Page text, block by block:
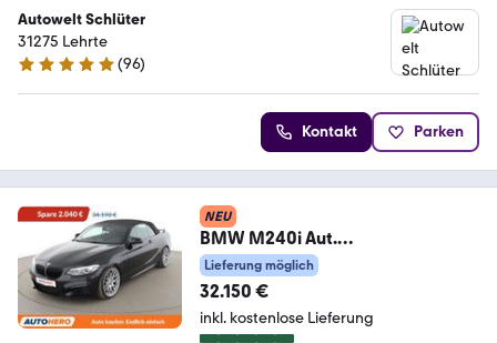
Autowelt Schlüter
31275 Lehrte
4.9 Sterne
(96)
Kontakt Parken
NEU
BMW M240i Aut.
*NAVI*LED*PDC*MEMORY*LENK
RADHZG*
Lieferung möglich
32.150 €
inkl. kostenlose Lieferung